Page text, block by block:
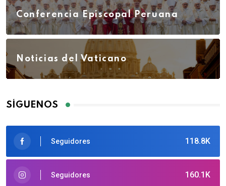
Conferencia Episcopal Peruana
Noticias del Vaticano
SÍGUENOS
118.8K
Seguidores
160.1K
Seguidores